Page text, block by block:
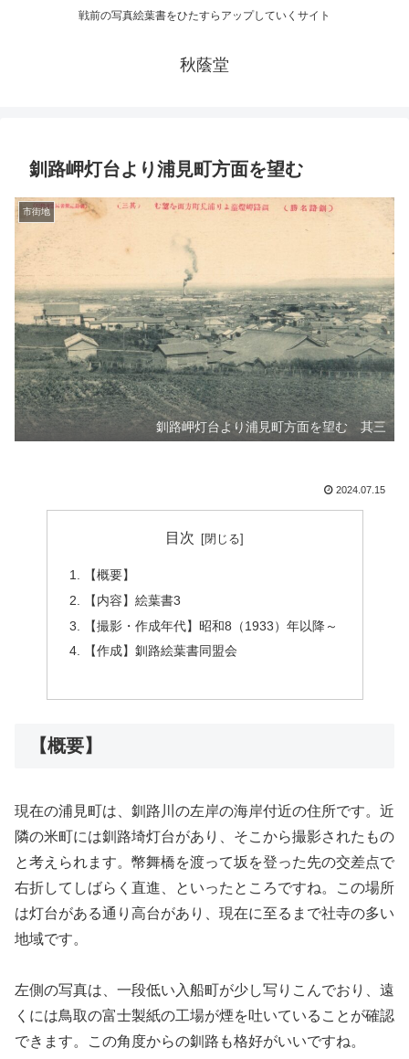
戦前の写真絵葉書をひたすらアップしていくサイト
秋蔭堂
釧路岬灯台より浦見町方面を望む
市街地
釧路岬灯台より浦見町方面を望む 其三
2024.07.15
目次
【概要】
【内容】絵葉書3
【撮影・作成年代】昭和8（1933）年以降～
【作成】釧路絵葉書同盟会
【概要】
現在の浦見町は、釧路川の左岸の海岸付近の住所です。近
隣の米町には釧路埼灯台があり、そこから撮影されたもの
と考えられます。幣舞橋を渡って坂を登った先の交差点で
右折してしばらく直進、といったところですね。この場所
は灯台がある通り高台があり、現在に至るまで社寺の多い
地域です。
左側の写真は、一段低い入船町が少し写りこんでおり、遠
くには鳥取の富士製紙の工場が煙を吐いていることが確認
できます。この角度からの釧路も格好がいいですね。